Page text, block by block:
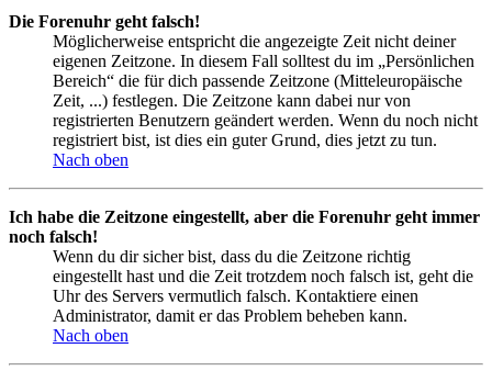
Die Forenuhr geht falsch!
Möglicherweise entspricht die angezeigte Zeit nicht deiner
eigenen Zeitzone. In diesem Fall solltest du im „Persönlichen
Bereich“ die für dich passende Zeitzone (Mitteleuropäische
Zeit, ...) festlegen. Die Zeitzone kann dabei nur von
registrierten Benutzern geändert werden. Wenn du noch nicht
registriert bist, ist dies ein guter Grund, dies jetzt zu tun.
Nach oben
Ich habe die Zeitzone eingestellt, aber die Forenuhr geht immer
noch falsch!
Wenn du dir sicher bist, dass du die Zeitzone richtig
eingestellt hast und die Zeit trotzdem noch falsch ist, geht die
Uhr des Servers vermutlich falsch. Kontaktiere einen
Administrator, damit er das Problem beheben kann.
Nach oben